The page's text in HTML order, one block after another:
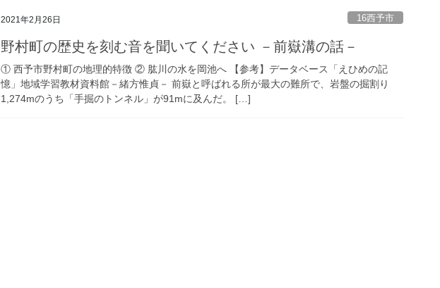
2021年2月26日 16西予市
野村町の歴史を刻む音を聞いてください －前嶽溝の話－
① 西予市野村町の地理的特徴 ② 肱川の水を岡池へ 【参考】データベース「えひめの記
憶」地域学習教材資料館－緒方惟貞－ 前嶽と呼ばれる所が最大の難所で、岩盤の掘割り
1,274mのうち「手掘のトンネル」が91mに及んだ。 […]